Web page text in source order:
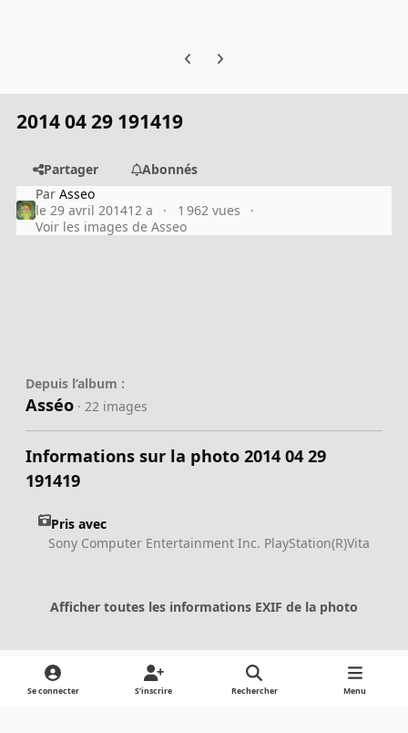
Previous carousel slide
Next carousel slide
2014 04 29 191419
Partager
Abonnés
ParAsseo
le 29 avril 201412 a
1 962 vues
Voir les images de Asseo
Depuis l’album :
Asséo · 22 images
Informations sur la photo 2014 04 29
191419
Pris avec
Sony Computer Entertainment Inc. PlayStation(R)Vita
Afficher toutes les informations EXIF de la photo
Partager
Se connecter S’inscrire Rechercher Menu